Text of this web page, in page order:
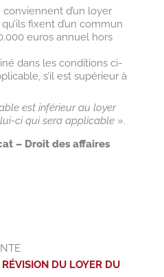
d’un loyer
fixent d’un commun
euros annuel hors
dans les conditions ci-
s’il est supérieur à
est inférieur au loyer
ci qui sera applicable».
– Droit des affaires
DU LOYER DU